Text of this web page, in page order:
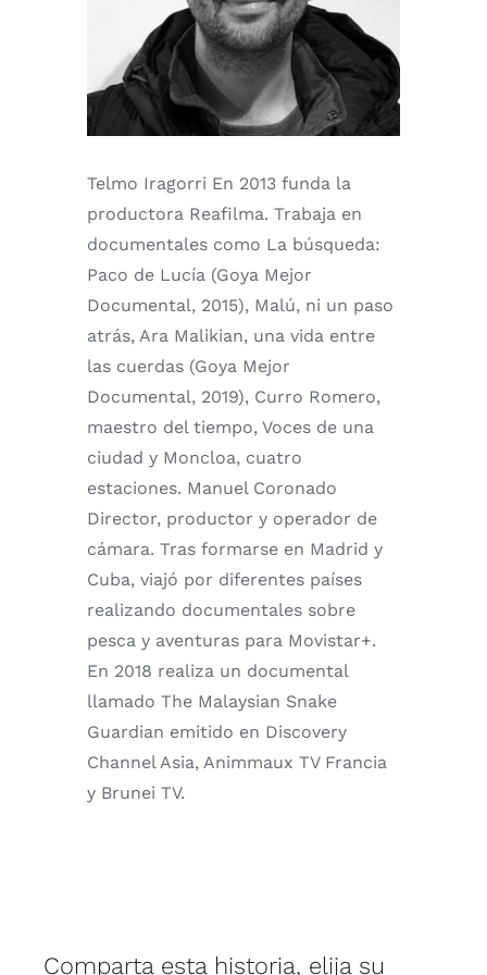
Telmo Iragorri En 2013 funda la
productora Reafilma. Trabaja en
documentales como La búsqueda:
Paco de Lucía (Goya Mejor
Documental, 2015), Malú, ni un paso
atrás, Ara Malikian, una vida entre
las cuerdas (Goya Mejor
Documental, 2019), Curro Romero,
maestro del tiempo, Voces de una
ciudad y Moncloa, cuatro
estaciones. Manuel Coronado
Director, productor y operador de
cámara. Tras formarse en Madrid y
Cuba, viajó por diferentes países
realizando documentales sobre
pesca y aventuras para Movistar+.
En 2018 realiza un documental
llamado The Malaysian Snake
Guardian emitido en Discovery
Channel Asia, Animmaux TV Francia
y Brunei TV.
Comparta esta historia, elija su